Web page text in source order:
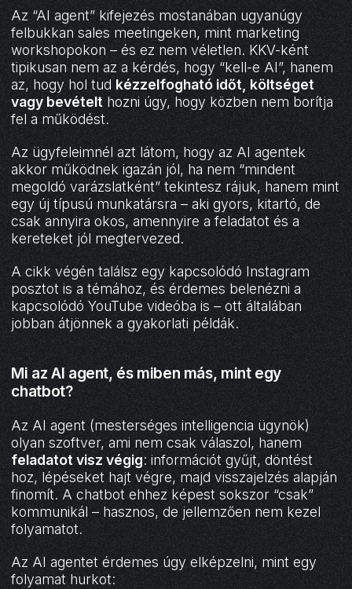
Az “AI agent” kifejezés mostanában ugyanúgy
felbukkan sales meetingeken, mint marketing
workshopokon – és ez nem véletlen. KKV-ként
tipikusan nem az a kérdés, hogy “kell-e AI”, hanem
az, hogy hol tud kézzelfogható időt, költséget
vagy bevételt hozni úgy, hogy közben nem borítja
fel a működést.
Az ügyfeleimnél azt látom, hogy az AI agentek
akkor működnek igazán jól, ha nem “mindent
megoldó varázslatként” tekintesz rájuk, hanem mint
egy új típusú munkatársra – aki gyors, kitartó, de
csak annyira okos, amennyire a feladatot és a
kereteket jól megtervezed.
A cikk végén találsz egy kapcsolódó Instagram
posztot is a témához, és érdemes belenézni a
kapcsolódó YouTube videóba is – ott általában
jobban átjönnek a gyakorlati példák.
Mi az AI agent, és miben más, mint egy
chatbot?
Az AI agent (mesterséges intelligencia ügynök)
olyan szoftver, ami nem csak válaszol, hanem
feladatot visz végig: információt gyűjt, döntést
hoz, lépéseket hajt végre, majd visszajelzés alapján
finomít. A chatbot ehhez képest sokszor “csak”
kommunikál – hasznos, de jellemzően nem kezel
folyamatot.
Az AI agentet érdemes úgy elképzelni, mint egy
folyamat hurkot: